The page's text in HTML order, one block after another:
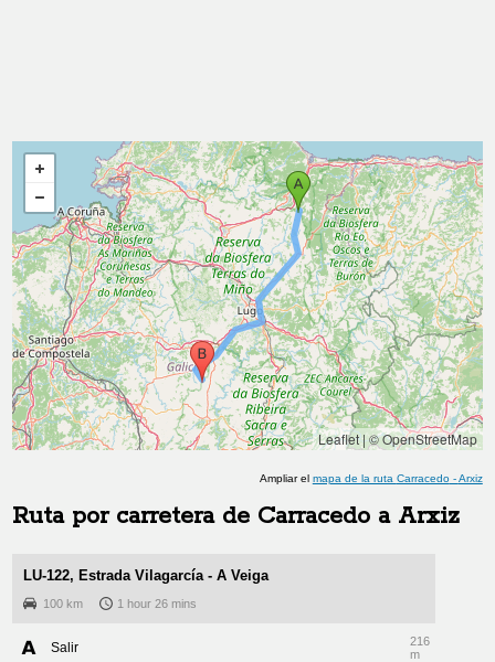
Leaflet|© OpenStreetMap
Ampliar el mapa de la ruta Carracedo-Arxiz
Ruta por carretera de Carracedo a Arxiz
LU-122, Estrada Vilagarcía - A Veiga
100 km 1 hour 26 mins
Salir
216
m